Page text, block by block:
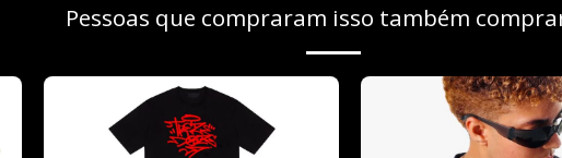
Pessoas que compraram isso também